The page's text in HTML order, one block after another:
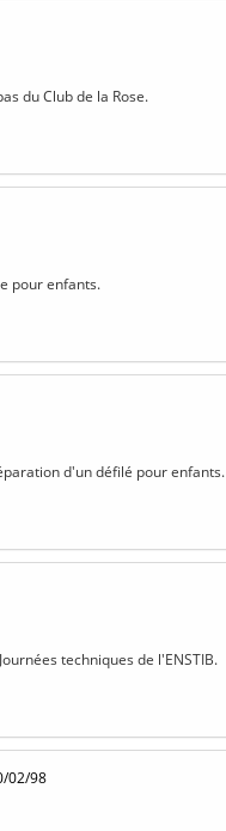
du Club de la Rose.
pour enfants.
d'un défilé pour enfants.
techniques de l'ENSTIB.
02/98